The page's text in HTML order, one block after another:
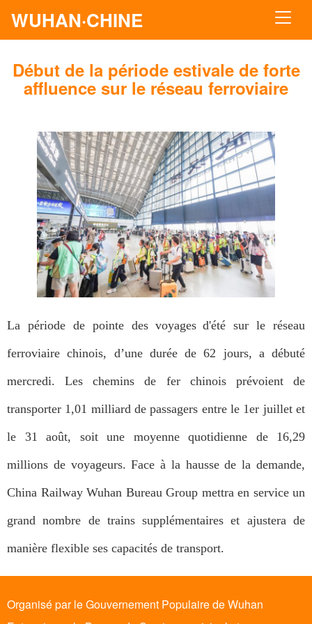
WUHAN·CHINE
Début de la période estivale de forte
affluence sur le réseau ferroviaire
La période de pointe des voyages d'été sur le réseau
ferroviaire chinois, d’une durée de 62 jours, a débuté
mercredi. Les chemins de fer chinois prévoient de
transporter 1,01 milliard de passagers entre le 1er juillet et
le 31 août, soit une moyenne quotidienne de 16,29
millions de voyageurs. Face à la hausse de la demande,
China Railway Wuhan Bureau Group mettra en service un
grand nombre de trains supplémentaires et ajustera de
manière flexible ses capacités de transport.
Organisé par le Gouvernement Populaire de Wuhan